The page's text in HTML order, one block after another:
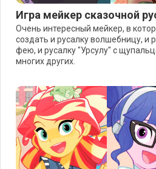
Игра мейкер сказочной
Очень интересный мейкер, в
создать и русалку волшебницу, и
фею, и русалку "Урсулу" с
многих других.